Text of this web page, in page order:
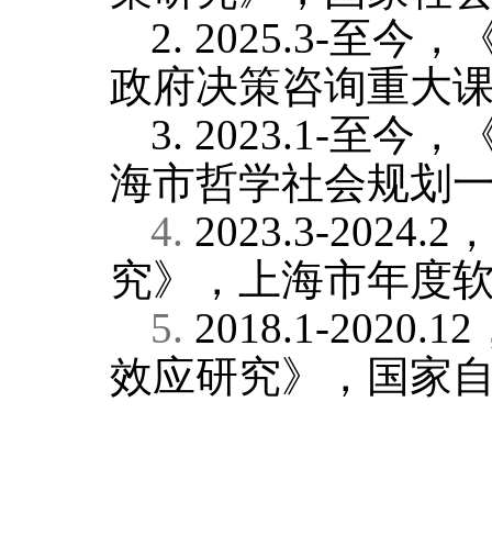
2. 2025.3-至今，
政府决策咨询重大
3. 2023.1-至今，
海市哲学社会规划
4. 2023.3-2024.2
究》，上海市年度
5. 2018.1-2020.12
效应研究》，国家